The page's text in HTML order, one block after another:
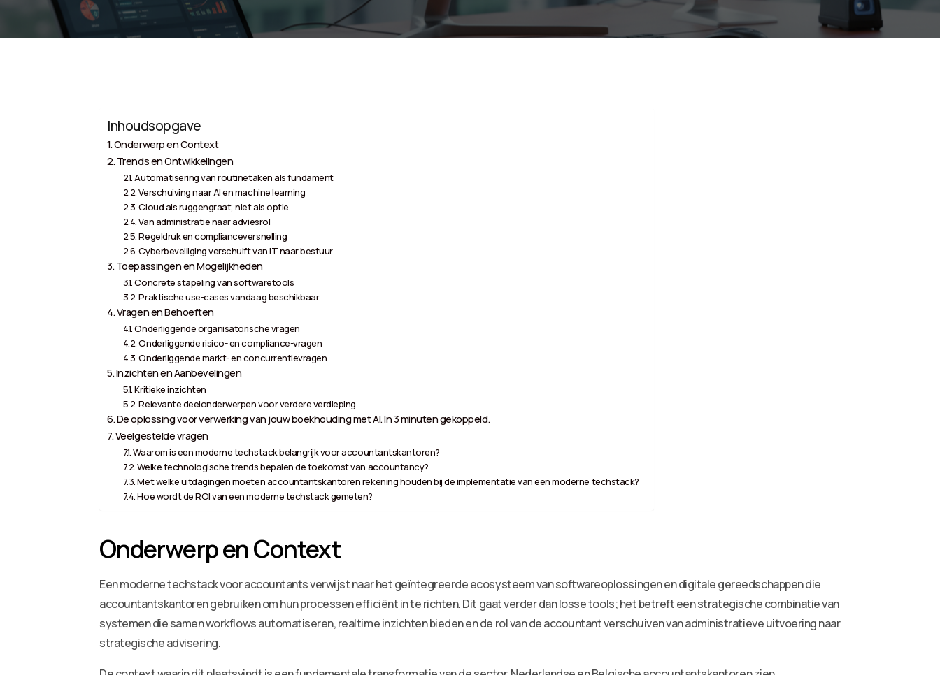
Inhoudsopgave
Onderwerp en Context
Trends en Ontwikkelingen
Automatisering van routinetaken als fundament
Verschuiving naar AI en machine learning
Cloud als ruggengraat, niet als optie
Van administratie naar adviesrol
Regeldruk en complianceversnelling
Cyberbeveiliging verschuift van IT naar bestuur
Toepassingen en Mogelijkheden
Concrete stapeling van softwaretools
Praktische use-cases vandaag beschikbaar
Vragen en Behoeften
Onderliggende organisatorische vragen
Onderliggende risico- en compliance-vragen
Onderliggende markt- en concurrentievragen
Inzichten en Aanbevelingen
Kritieke inzichten
Relevante deelonderwerpen voor verdere verdieping
De oplossing voor verwerking van jouw boekhouding met AI. In 3 minuten gekoppeld.
Veelgestelde vragen
Waarom is een moderne techstack belangrijk voor accountantskantoren?
Welke technologische trends bepalen de toekomst van accountancy?
Met welke uitdagingen moeten accountantskantoren rekening houden bij de implementatie van een moderne techstack?
Hoe wordt de ROI van een moderne techstack gemeten?
Onderwerp en Context
Een moderne techstack voor accountants verwijst naar het geïntegreerde ecosysteem van softwareoplossingen en digitale gereedschappen die
accountantskantoren gebruiken om hun processen efficiënt in te richten. Dit gaat verder dan losse tools; het betreft een strategische combinatie van
systemen die samen workflows automatiseren, realtime inzichten bieden en de rol van de accountant verschuiven van administratieve uitvoering naar
strategische advisering.